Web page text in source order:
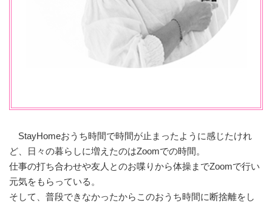
StayHomeおうち時間で時間が止まったように感じたけれ
ど、日々の暮らしに増えたのはZoomでの時間。
仕事の打ち合わせや友人とのお喋りから体操までZoomで行い
元気をもらっている。
そして、普段できなかったからこのおうち時間に断捨離をし